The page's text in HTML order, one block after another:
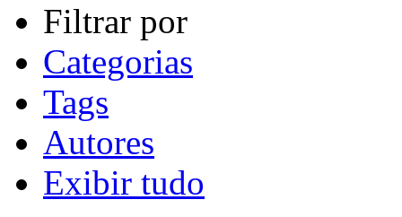
Filtrar por
Categorias
Tags
Autores
Exibir tudo